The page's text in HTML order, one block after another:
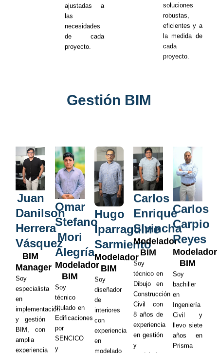
ajustadas a
las
necesidades
de cada
proyecto.
soluciones
robustas,
eficientes y a
la medida de
cada
proyecto.
Gestión BIM
Juan
Danilson
Herrera
Vásquez
BIM
Manager
Soy
especialista
en
implementación
y gestión
BIM, con
amplia
experiencia
Omar
Stefano
Mori
Alegría
Modelador
BIM
Soy
técnico
titulado en
Edificaciones
por
SENCICO
y
Hugo
Iparraguirre
Sarmiento
Modelador
BIM
Soy
diseñador
de
interiores
con
experiencia
en
modelado
Carlos
Enrique
Sivincha
Modelador
BIM
Soy
técnico en
Dibujo en
Construcción
Civil con
8 años de
experiencia
en gestión
y
Carlos
Carpio
Reyes
Modelador
BIM
Soy
bachiller
en
Ingeniería
Civil y
llevo siete
años en
Prisma